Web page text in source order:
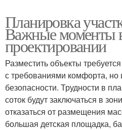
Планировка
Важные моменты
проектировании
Разместить объекты
с требованиями комфорта, но
безопасности. Трудности в
соток будут заключаться в
отказаться от размещения
большая детская площадка,